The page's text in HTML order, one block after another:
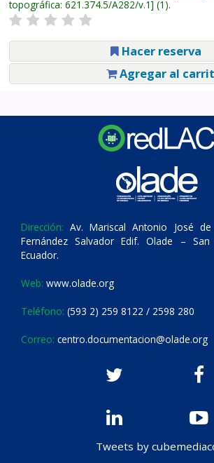
topográfica: 621.374.5/A282/v.1 (1).
Hacer reserva
Agregar al
Dirección: Av. Mariscal Antonio José
Fernández Salvador Edif. Olade –
Ecuador.
Web: www.olade.org
Teléfono: (593 2) 259 8122 / 2598 280
Correo: centro.documentacion@olade.org
Tweets by